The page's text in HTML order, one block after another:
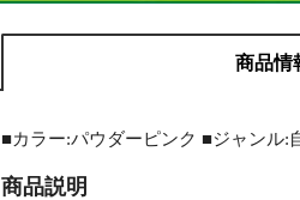
商品情
■カラー:パウダーピンク ■ジャンル:
商品説明